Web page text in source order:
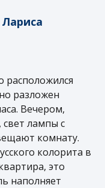
разложен
Вечером,
свет лампы с
комнату.
колорита в
это
наполняет